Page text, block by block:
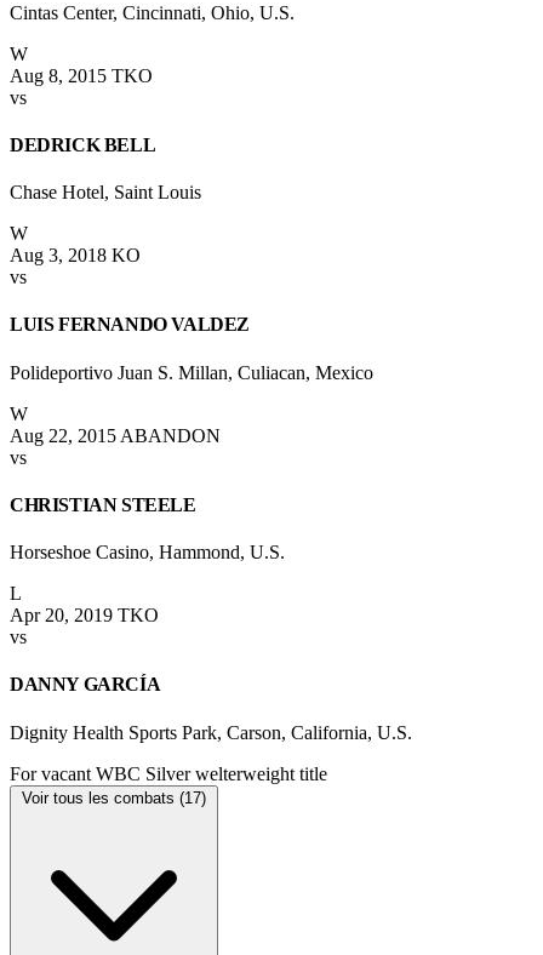
Cintas Center, Cincinnati, Ohio, U.S.
W
Aug 8, 2015 TKO
vs
DEDRICK BELL
Chase Hotel, Saint Louis
W
Aug 3, 2018 KO
vs
LUIS FERNANDO VALDEZ
Polideportivo Juan S. Millan, Culiacan, Mexico
W
Aug 22, 2015 ABANDON
vs
CHRISTIAN STEELE
Horseshoe Casino, Hammond, U.S.
L
Apr 20, 2019 TKO
vs
DANNY GARCÍA
Dignity Health Sports Park, Carson, California, U.S.
For vacant WBC Silver welterweight title
Voir tous les combats (17)